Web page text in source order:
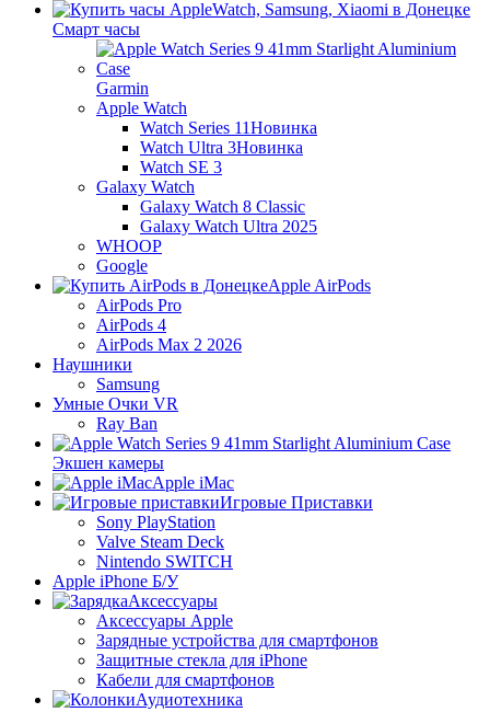
Смарт часы
Garmin
Apple Watch
Watch Series 11Новинка
Watch Ultra 3Новинка
Watch SE 3
Galaxy Watch
Galaxy Watch 8 Classic
Galaxy Watch Ultra 2025
WHOOP
Google
Apple AirPods
AirPods Pro
AirPods 4
AirPods Max 2 2026
Наушники
Samsung
Умные Очки VR
Ray Ban
Экшен камеры
Apple iMac
Игровые Приставки
Sony PlayStation
Valve Steam Deck
Nintendo SWITCH
Apple iPhone Б/У
Аксессуары
Аксессуары Apple
Зарядные устройства для смартфонов
Защитные стекла для iPhone
Кабели для смартфонов
Аудиотехника